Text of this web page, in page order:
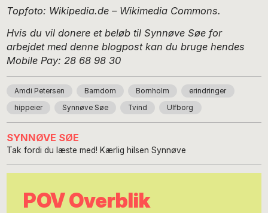
Topfoto: Wikipedia.de – Wikimedia Commons.
Hvis du vil donere et beløb til Synnøve Søe for
arbejdet med denne blogpost kan du bruge hendes
Mobile Pay: 28 68 98 30
Amdi Petersen Barndom Bornholm erindringer
hippeier Synnøve Søe Tvind Ulfborg
SYNNØVE SØE
Tak fordi du læste med! Kærlig hilsen Synnøve
POV Overblik